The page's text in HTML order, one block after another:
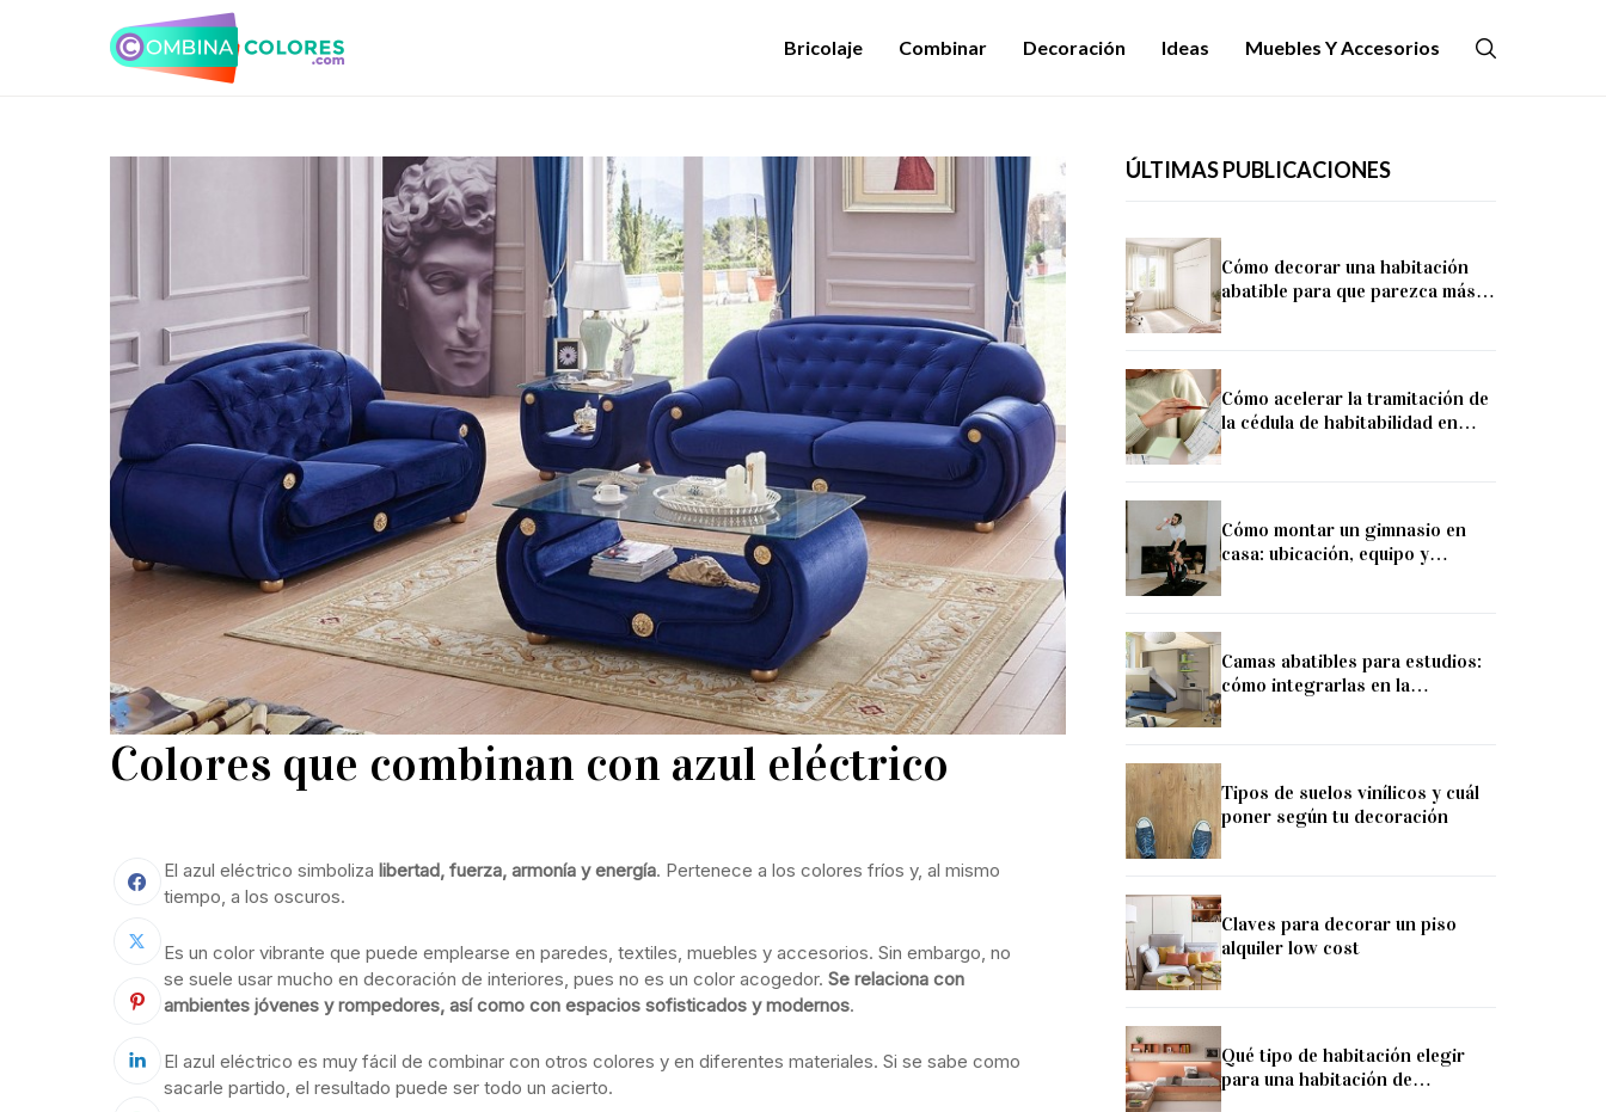
Bricolaje Combinar Decoración Ideas Muebles Y Accesorios
Colores que combinan con azul eléctrico
El azul eléctrico simboliza libertad, fuerza, armonía y energía. Pertenece a los colores fríos y, al mismo
tiempo, a los oscuros.
Es un color vibrante que puede emplearse en paredes, textiles, muebles y accesorios. Sin embargo, no
se suele usar mucho en decoración de interiores, pues no es un color acogedor. Se relaciona con
ambientes jóvenes y rompedores, así como con espacios sofisticados y modernos.
El azul eléctrico es muy fácil de combinar con otros colores y en diferentes materiales. Si se sabe como
sacarle partido, el resultado puede ser todo un acierto.
ÚLTIMAS PUBLICACIONES
Cómo decorar una habitación
abatible para que parezca más
Cómo acelerar la tramitación de
la cédula de habitabilidad en
Cómo montar un gimnasio en
casa: ubicación, equipo y
Camas abatibles para estudios:
cómo integrarlas en la
Tipos de suelos vinílicos y cuál
poner según tu decoración
Claves para decorar un piso
alquiler low cost
Qué tipo de habitación elegir
para una habitación de